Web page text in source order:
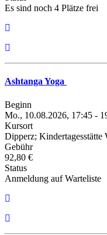
Es sind noch 4 Plätze frei
Ashtanga Yoga
Beginn
Mo., 10.08.2026, 17:45 -
Kursort
Dipperz; Kindertagesstätte
Gebühr
92,80 €
Status
Anmeldung auf Warteliste